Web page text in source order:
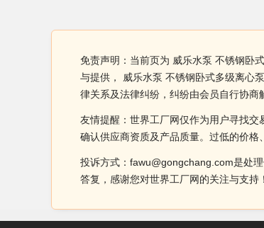
免责声明：当前页为 威乐水泵 不锈钢卧
与提供， 威乐水泵 不锈钢卧式多级离心
律关系及法律纠纷，纠纷由会员自行协商
友情提醒：世界工厂网仅作为用户寻找
确认供应商资质及产品质量。过低的价格
投诉方式：fawu@gongchang.com是处
答复，感谢您对世界工厂网的关注与支持！